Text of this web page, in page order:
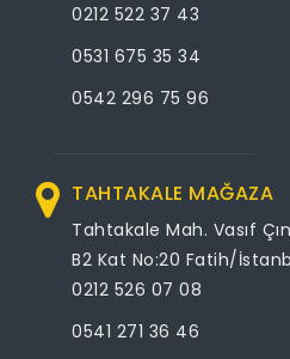
0212 522 37 43
0531 675 35 34
0542 296 75 96
TAHTAKALE MAĞAZA
Tahtakale Mah. Vasıf
B2 Kat No:20 Fatih/
0212 526 07 08
0541 271 36 46